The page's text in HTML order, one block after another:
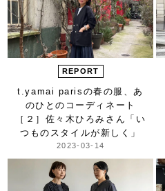
REPORT
t.yamai parisの春の服、あ
のひとのコーディネート
［２］佐々木ひろみさん 「い
つものスタイルが新しく」
2023-03-14